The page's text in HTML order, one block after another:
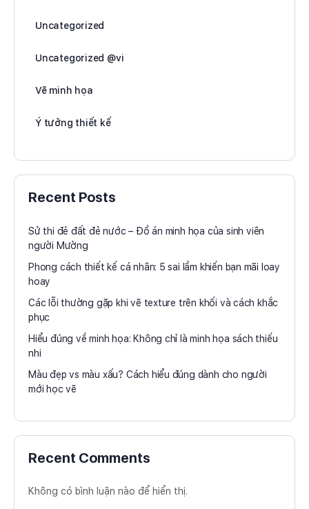
Uncategorized
Uncategorized @vi
Vẽ minh họa
Ý tưởng thiết kế
Recent Posts
Sử thi đẻ đất đẻ nước – Đồ án minh họa của sinh viên
người Mường
Phong cách thiết kế cá nhân: 5 sai lầm khiến bạn mãi loay
hoay
Các lỗi thường gặp khi vẽ texture trên khối và cách khắc
phục
Hiểu đúng về minh họa: Không chỉ là minh họa sách thiếu
nhi
Màu đẹp vs màu xấu? Cách hiểu đúng dành cho người
mới học vẽ
Recent Comments
Không có bình luận nào để hiển thị.